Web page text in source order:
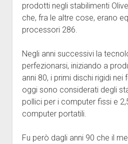
prodotti negli stabilimenti
che, fra le altre cose, erano
processori 286.
Negli anni successivi la
perfezionarsi, iniziando a
anni 80, i primi dischi rigidi
oggi sono considerati degli
pollici per i computer fissi e
computer portatili.
Fu però dagli anni 90 che il